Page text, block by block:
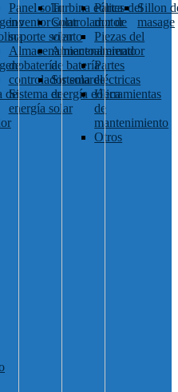
de
Panel solar
inventor solar
soporte solar
Almacenamiento
de batería
controlador solar
Sistema de
energía solar
Turbina eólica
Controlador de
viento
Almacenamiento
de batería
Sistema de
energía eólica
Partes del
motor
Piezas del
alternador
Partes
eléctricas
Herramientas
de
mantenimiento
Otros
Sillon
masage